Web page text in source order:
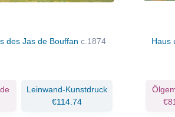
des Jas de Bouffanc.1874
Leinwand-Kunstdruck
€114.74
Haus